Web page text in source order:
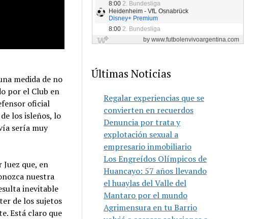
medida de no
por el Club en
oficial
los isleños, lo
sería muy
que, en
nuestra
inevitable
de los sujetos
Está claro que
Últimas Noticias
Regalar experiencias que se
convierten en recuerdos
Denuncia por trata y
explotación sexual a
empresario inmobiliario
Los Engreídos Olímpicos de
Huancayo: 57 años llevando
el huaylas del Valle del
Mantaro por el mundo
Agrimensura en tu Barrio